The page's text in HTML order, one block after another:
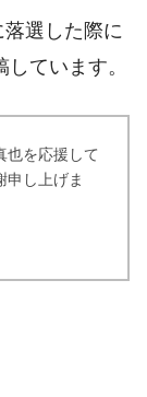
選した際に
ています。
也を応援して
申し上げま